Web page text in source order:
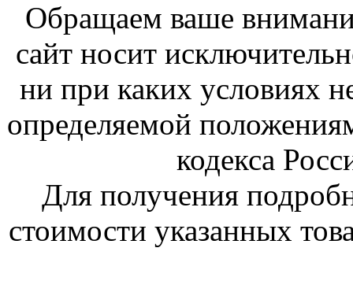
Обращаем ваше
сайт носит
ни при каких условиях
определяемой
кодекса
Для получения
стоимости указанных